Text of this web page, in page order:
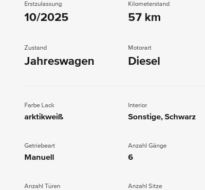
Erstzulassung
10/2025
Kilometerstand
57 km
Zustand
Jahreswagen
Motorart
Diesel
Farbe Lack
arktikweiß
Interior
Sonstige, Schwarz
Getriebeart
Manuell
Anzahl Gänge
6
Anzahl Türen Anzahl Sitze